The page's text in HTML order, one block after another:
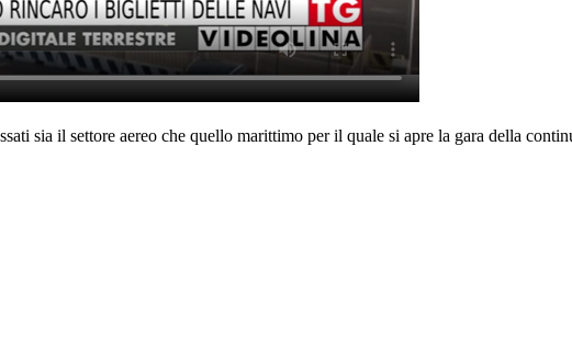
sia il settore aereo che quello marittimo per il quale si apre la gara della